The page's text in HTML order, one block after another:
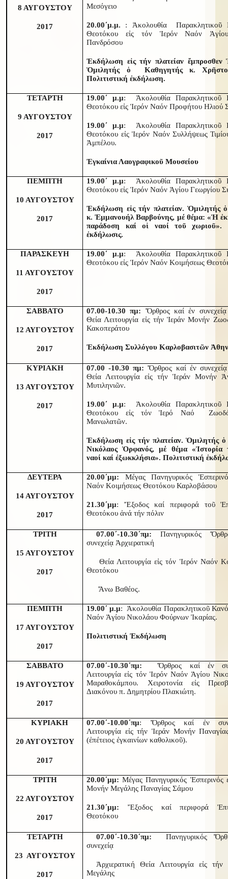
8 ΑΥΓΟΥΣΤΟΥ
2017
Μεσόγειο
20.00΄μ.μ. : Ἀκολουθία Παρακλητικοῦ
Θεοτόκου εἰς τόν Ἱερόν Ναόν Ἁγίου
Πανδρόσου
Ἐκδήλωση εἰς τήν πλατείαν ἔμπροσθεν
Ὁμιλητής ὁ Καθηγητής κ.
Πολιτιστική ἐκδήλωση.
ΤΕΤΑΡΤΗ
9 ΑΥΓΟΥΣΤΟΥ
2017
19.00΄ μ.μ: Ἀκολουθία Παρακλητικοῦ
Θεοτόκου εἰς Ἱερόν Ναόν Προφήτου Ηλιού
19.00΄ μ.μ: Ἀκολουθία Παρακλητικοῦ
Θεοτόκου εἰς Ἱερόν Ναόν Συλλήψεως
Ἀμπέλου.
Ἐγκαίνια Λαογραφικοῦ Μουσείου
ΠΕΜΠΤΗ
10 ΑΥΓΟΥΣΤΟΥ
2017
19.00΄ μ.μ: Ἀκολουθία Παρακλητικοῦ
Θεοτόκου εἰς Ἱερόν Ναόν Ἁγίου Γεωργίου
Ἐκδήλωση εἰς τήν πλατείαν. Ὁμιλητής
κ. Ἐμμανουήλ Βαρβούνης, μέ θέμα: «Ἡ
παράδοση καί οἱ ναοί τοῦ χωριοῦ».
ἐκδήλωσις.
ΠΑΡΑΣΚΕΥΗ
11 ΑΥΓΟΥΣΤΟΥ
2017
19.00΄ μ.μ: Ἀκολουθία Παρακλητικοῦ
Θεοτόκου εἰς Ἱερόν Ναόν Κοιμήσεως
ΣΑΒΒΑΤΟ
12 ΑΥΓΟΥΣΤΟΥ
2017
07.00-10.30 πμ: Ὄρθρος καί ἐν συνεχείᾳ
Θεία Λειτουργία εἰς τήν Ἱεράν Μονήν
Κακοπεράτου
Ἐκδήλωση Συλλόγου Καρλοβασιτῶν
ΚΥΡΙΑΚΗ
13 ΑΥΓΟΥΣΤΟΥ
2017
07.00 -10.30 πμ: Ὄρθρος καί ἐν συνεχείᾳ
Θεία Λειτουργία εἰς τήν Ἱεράν Μονήν
Μυτιληνιῶν.
19.00΄ μ.μ: Ἀκολουθία Παρακλητικοῦ
Θεοτόκου εἰς τόν Ἱερό Ναό
Μανωλατῶν.
Ἐκδήλωση εἰς τήν πλατείαν. Ὁμιλητής
Νικόλαος Ὀρφανός, μέ θέμα «Ἱστορία
ναοί καί ἐξωκκλήσια». Πολιτιστική
ΔΕΥΤΕΡΑ
14 ΑΥΓΟΥΣΤΟΥ
2017
20.00΄μμ: Μέγας Πανηγυρικός
Ναόν Κοιμήσεως Θεοτόκου Καρλοβάσου
21.30΄μμ: Ἔξοδος καί περιφορά τοῦ
Θεοτόκου ἀνά τήν πόλιν
ΤΡΙΤΗ
15 ΑΥΓΟΥΣΤΟΥ
2017
07.00΄-10.30΄πμ:Πανηγυρικός
συνεχείᾳ Ἀρχιερατική
Θεία Λειτουργία εἰς τόν Ἱερόν Ναόν
Θεοτόκου
Ἄνω Βαθέος.
ΠΕΜΠΤΗ
17 ΑΥΓΟΥΣΤΟΥ
2017
19.00΄ μ.μ: Ἀκολουθία Παρακλητικοῦ
Ναόν Ἁγίου Νικολάου Φούρνων Ἰκαρίας.
Πολιτιστική Ἐκδήλωση
ΣΑΒΒΑΤΟ
19 ΑΥΓΟΥΣΤΟΥ
2017
07.00΄-10.30΄πμ:
Ὄρθρος καί ἐν
Λειτουργία εἰς τόν Ἱερόν Ναόν Ἁγίου
Μαραθοκάμπου. Χειροτονία εἰς
Διακόνου π. Δημητρίου Πλακιώτη.
ΚΥΡΙΑΚΗ
20 ΑΥΓΟΥΣΤΟΥ
2017
07.00΄-10.00΄πμ: Ὄρθρος καί ἐν
Λειτουργία εἰς τήν Ἱεράν Μονήν
(ἐπέτειος ἐγκαινίων καθολικοῦ).
ΤΡΙΤΗ
22 ΑΥΓΟΥΣΤΟΥ
2017
20.00΄μμ: Μέγας Πανηγυρικός Ἑσπερινός
Μονήν Μεγάλης Παναγίας Σάμου
21.30΄μμ: Ἔξοδος καί περιφορά
Θεοτόκου
ΤΕΤΑΡΤΗ
23 ΑΥΓΟΥΣΤΟΥ
2017
07.00΄-10.30΄πμ:
Πανηγυρικός
συνεχείᾳ
Ἀρχιερατική Θεία Λειτουργία εἰς
Μεγάλης